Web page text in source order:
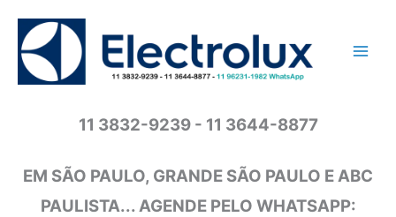
conteúdo
11 3832-9239 - 11 3644-8877
EM SÃO PAULO, GRANDE SÃO PAULO E ABC
PAULISTA... AGENDE PELO WHATSAPP: